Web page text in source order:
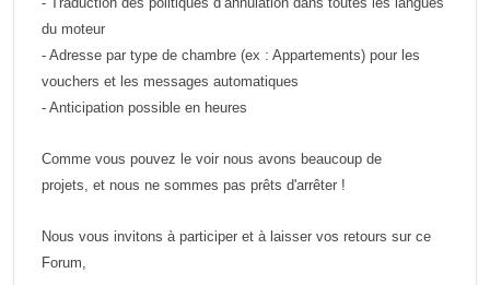
du moteur
- Adresse par type de chambre (ex : Appartements) pour les
vouchers et les messages automatiques
- Anticipation possible en heures
Comme vous pouvez le voir nous avons beaucoup de
projets, et nous ne sommes pas prêts d'arrêter !
Nous vous invitons à participer et à laisser vos retours sur ce
Forum,